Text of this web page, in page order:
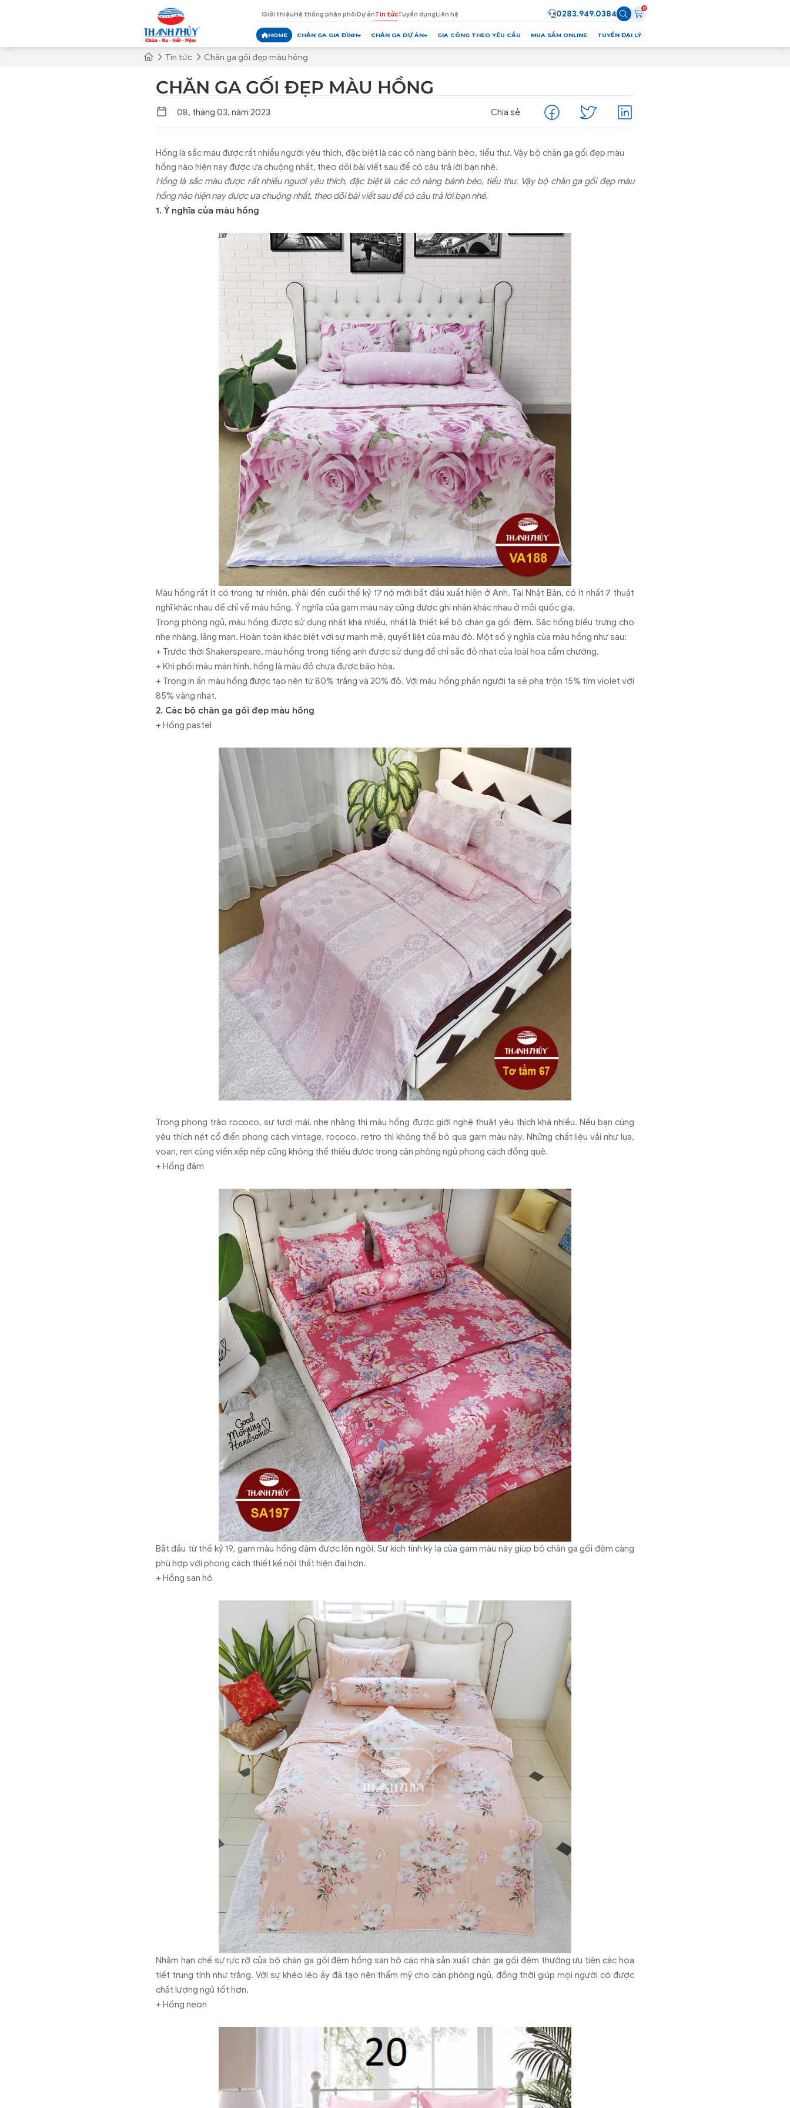
Giới thiệuHệ thống phân phốiDự ánTin tứcTuyển dụngLiên hệ 0283.949.0384
0
HOME CHĂN GA GIA ĐÌNH CHĂN GA DỰ ÁN GIA CÔNG THEO YÊU CẦU MUA SẮM ONLINE TUYỂN ĐẠI LÝ
Tin tức Chăn ga gối đẹp màu hồng
CHĂN GA GỐI ĐẸP MÀU HỒNG
08, tháng 03, năm 2023 Chia sẻ
Hồng là sắc màu được rất nhiều người yêu thích, đặc biệt là các cô nàng bánh bèo, tiểu thư. Vậy bộ chăn ga gối đẹp màu
hồng nào hiện nay được ưa chuộng nhất, theo dõi bài viết sau để có câu trả lời bạn nhé.
Hồng là sắc màu được rất nhiều người yêu thích, đặc biệt là các cô nàng bánh bèo, tiểu thư. Vậy bộ chăn ga gối đẹp màu
hồng nào hiện nay được ưa chuộng nhất, theo dõi bài viết sau để có câu trả lời bạn nhé.
1. Ý nghĩa của màu hồng
Màu hồng rất ít có trong tự nhiên, phải đến cuối thế kỷ 17 nó mới bắt đầu xuất hiện ở Anh. Tại Nhật Bản, có ít nhất 7 thuật
nghĩ khác nhau để chỉ về màu hồng. Ý nghĩa của gam màu này cũng được ghi nhận khác nhau ở mỗi quốc gia.
Trong phòng ngủ, màu hồng được sử dụng nhất khá nhiều, nhất là thiết kế bộ chăn ga gối đệm. Sắc hồng biểu trưng cho
nhẹ nhàng, lãng mạn. Hoàn toàn khác biệt với sự mạnh mẽ, quyết liệt của màu đỏ. Một số ý nghĩa của màu hồng như sau:
+ Trước thời Shakerspeare, màu hồng trong tiếng anh được sử dụng để chỉ sắc đỏ nhạt của loài hoa cẩm chướng.
+ Khi phối màu màn hình, hồng là màu đỏ chưa được bão hòa.
+ Trong in ấn màu hồng được tạo nên từ 80% trắng và 20% đỏ. Với màu hồng phấn người ta sẽ pha trộn 15% tím violet với
85% vàng nhạt.
2. Các bộ chăn ga gối đẹp màu hồng
+ Hồng pastel
Trong phong trào rococo, sự tươi mái, nhẹ nhàng thì màu hồng được giới nghệ thuật yêu thích khá nhiều. Nếu bạn cũng
yêu thích nét cổ điển phong cách vintage, rococo, retro thì không thể bỏ qua gam màu này. Những chất liệu vải như lụa,
voan, ren cùng viền xếp nếp cũng không thể thiếu được trong căn phòng ngủ phong cách đồng quê.
+ Hồng đậm
Bắt đầu từ thế kỷ 19, gam màu hồng đậm được lên ngôi. Sự kích tính kỳ lạ của gam màu này giúp bộ chăn ga gối đệm càng
phù hợp với phong cách thiết kế nội thất hiện đại hơn.
+ Hồng san hô
Nhằm hạn chế sự rực rỡ của bộ chăn ga gối đệm hồng san hô các nhà sản xuất chăn ga gối đệm thường ưu tiên các họa
tiết trung tính như trắng. Với sự khéo léo ấy đã tạo nên thẩm mỹ cho căn phòng ngủ, đồng thời giúp mọi người có được
chất lượng ngủ tốt hơn.
+ Hồng neon